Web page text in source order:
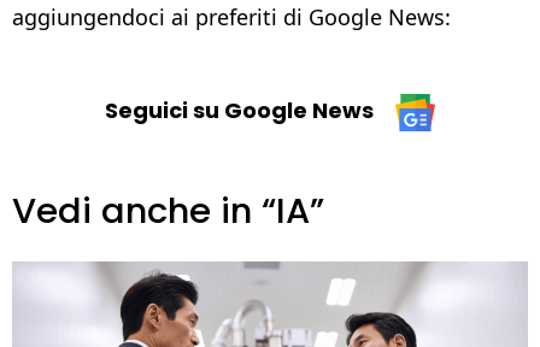
aggiungendoci ai preferiti di Google News:
Seguici su Google News
Vedi anche in “IA”